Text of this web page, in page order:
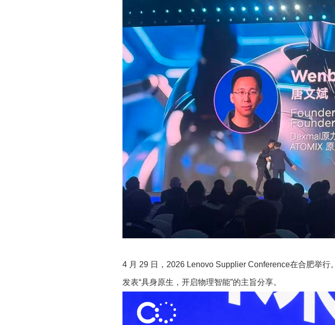
4 月 29 日， 2026 Lenovo Supplier Conference在合肥举行。
发表“具身原生，开启物理智能”的主旨分享。